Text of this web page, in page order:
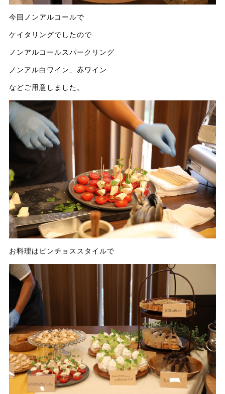
今回ノンアルコールで
ケイタリングでしたので
ノンアルコールスパークリング
ノンアル白ワイン、赤ワイン
などご用意しました。
お料理はピンチョススタイルで